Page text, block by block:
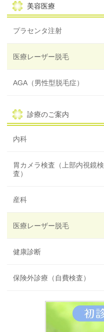
美容医療
プラセンタ注射
医療レーザー脱毛
AGA（男性型脱毛症）
診療のご案内
内科
胃カメラ検査（上部内視鏡検
査）
産科
医療レーザー脱毛
健康診断
保険外診療（自費検査）